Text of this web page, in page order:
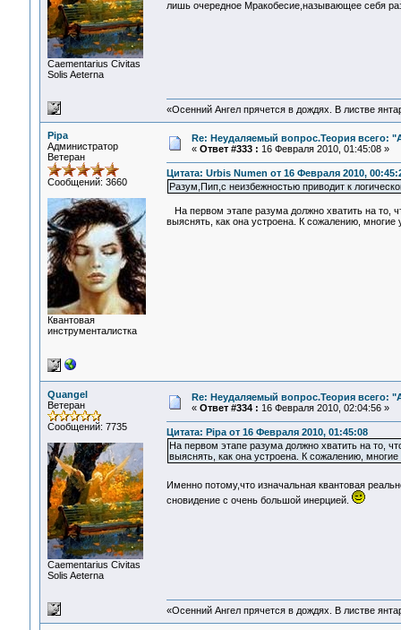
Сaementarius Civitas
Solis Aeterna
лишь очередное Мракобесие,называющее себя
«Осенний Ангел прячется в дождях. В листве
Pipa
Администратор
Ветеран
Сообщений: 3660
Квантовая
инструменталистка
Re: Неудаляемый вопрос.Теория всего:
« Ответ #333 : 16 Февраля 2010, 01:45:08 »
Цитата: Urbis Numen от 16 Февраля 2010,
Разум,Пип,с неизбежностью приводит к
На первом этапе разума должно хватить на то,
выяснять, как она устроена. К сожалению,
Quangel
Ветеран
Сообщений: 7735
Сaementarius Civitas
Solis Aeterna
Re: Неудаляемый вопрос.Теория всего:
« Ответ #334 : 16 Февраля 2010, 02:04:56 »
Цитата: Pipa от 16 Февраля 2010, 01:45:08
На первом этапе разума должно хватить на то,
выяснять, как она устроена. К сожалению,
Именно потому,что изначальная квантовая
сновидение с очень большой инерцией.
«Осенний Ангел прячется в дождях. В листве